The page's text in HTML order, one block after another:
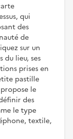
qui
des
de
sur un
du lieu, ses
prises en
pastille
le
des
le type
textile,